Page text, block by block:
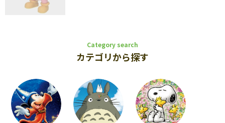
Category search
カテゴリから探す